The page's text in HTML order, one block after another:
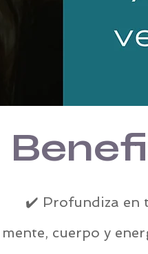
✔️ Profundiza en
cuerpo y